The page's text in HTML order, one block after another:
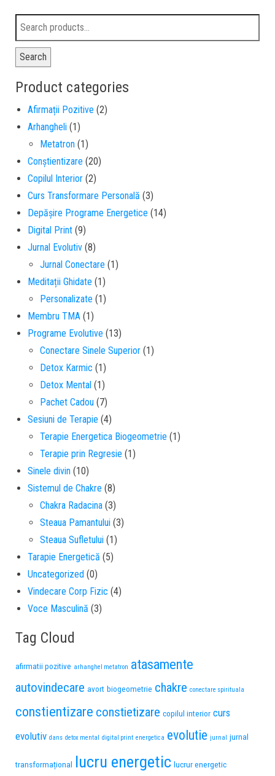
Search
Product categories
Afirmații Pozitive (2)
Arhangheli (1)
Metatron (1)
Conștientizare (20)
Copilul Interior (2)
Curs Transformare Personală (3)
Depășire Programe Energetice (14)
Digital Print (9)
Jurnal Evolutiv (8)
Jurnal Conectare (1)
Meditații Ghidate (1)
Personalizate (1)
Membru TMA (1)
Programe Evolutive (13)
Conectare Sinele Superior (1)
Detox Karmic (1)
Detox Mental (1)
Pachet Cadou (7)
Sesiuni de Terapie (4)
Terapie Energetica Biogeometrie (1)
Terapie prin Regresie (1)
Sinele divin (10)
Sistemul de Chakre (8)
Chakra Radacina (3)
Steaua Pamantului (3)
Steaua Sufletului (1)
Tarapie Energetică (5)
Uncategorized (0)
Vindecare Corp Fizic (4)
Voce Masculină (3)
Tag Cloud
afirmatii pozitive arhanghel metatron atasamente
autovindecare avort biogeometrie chakre conectare spirituala
constientizare constietizare copilul interior curs
evolutiv dans detox mental digital print energetica evolutie jurnal jurnal
transformațional lucru energetic lucrur energetic